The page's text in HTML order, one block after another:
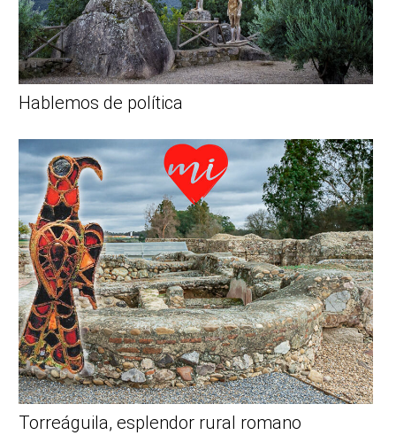
Hablemos de política
Torreáguila, esplendor rural romano